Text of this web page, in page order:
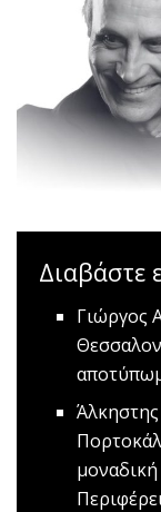
Διαβάστε
Γιώργος